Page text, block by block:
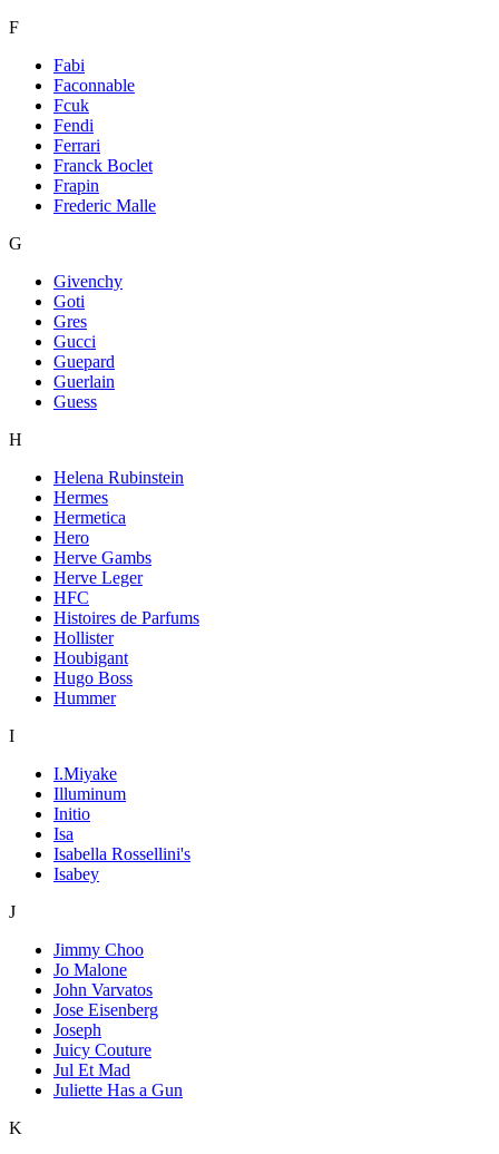
F
Fabi
Faconnable
Fcuk
Fendi
Ferrari
Franck Boclet
Frapin
Frederic Malle
G
Givenchy
Goti
Gres
Gucci
Guepard
Guerlain
Guess
H
Helena Rubinstein
Hermes
Hermetica
Hero
Herve Gambs
Herve Leger
HFC
Histoires de Parfums
Hollister
Houbigant
Hugo Boss
Hummer
I
I.Miyake
Illuminum
Initio
Isa
Isabella Rossellini's
Isabey
J
Jimmy Choo
Jo Malone
John Varvatos
Jose Eisenberg
Joseph
Juicy Couture
Jul Et Mad
Juliette Has a Gun
K